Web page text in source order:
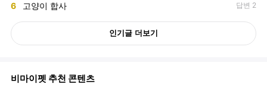
6 고양이 합사 답변 2
인기글 더보기
비마이펫 추천 콘텐츠